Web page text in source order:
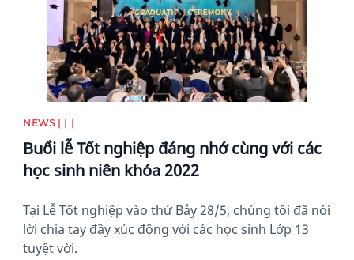
NEWS | | |
Buổi lễ Tốt nghiệp đáng nhớ cùng với các
học sinh niên khóa 2022
Tại Lễ Tốt nghiệp vào thứ Bảy 28/5, chúng tôi đã nói
lời chia tay đầy xúc động với các học sinh Lớp 13
tuyệt vời.